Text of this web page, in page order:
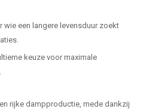
wie een langere levensduur zoekt
keuze voor maximale
rijke dampproductie, mede dankzij